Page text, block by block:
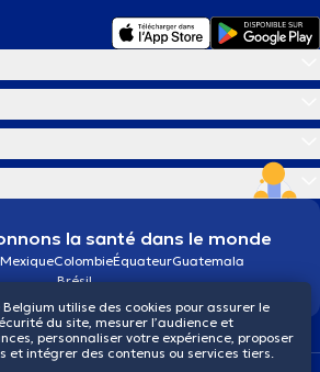
la santé dans le monde
MexiqueColombieÉquateurGuatemala
Brésil
utilise des cookies pour assurer le
du site, mesurer l’audience et
personnaliser votre expérience, proposer
et intégrer des contenus ou services tiers.